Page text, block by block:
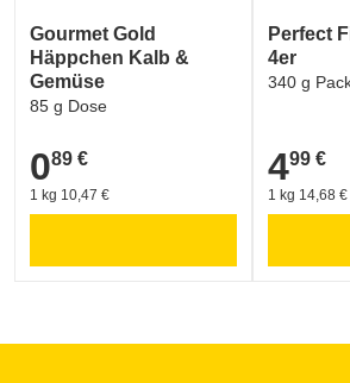
Eiweißextrakte, Fisch und
(0,45% dehydrierter Spinat,
Gourmet Gold
Häppchen Kalb &
Gemüse
85 g Dose
0,89 €
089 €
1 kg 10,47 €
Perfect
4er
340 g
4,99 €
499 €
1 kg 14,68 €